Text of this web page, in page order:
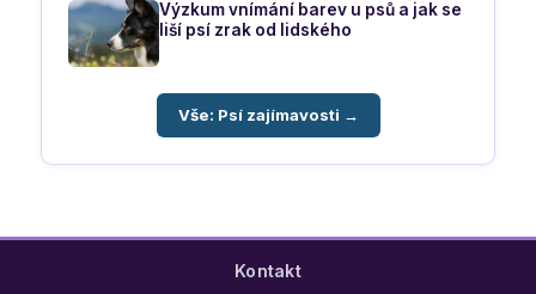
Výzkum vnímání barev u psů a jak se
liší psí zrak od lidského
Vše: Psí zajímavosti →
Kontakt